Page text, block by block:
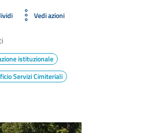
Vedi azioni
istituzionale
Servizi Cimiteriali